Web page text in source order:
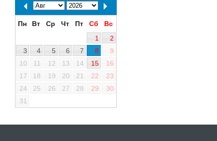
Пн Вт Ср Чт Пт Сб
Вс
1
2
3
4 5 6 7 8
9
10
11 12 13 14 15
16
17
18 19 20 21 22
23
24
25 26 27 28 29
30
31